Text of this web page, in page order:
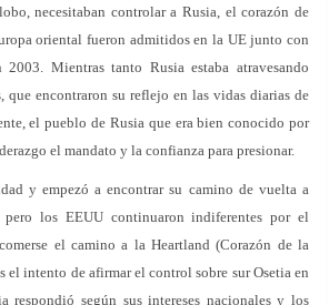
necesitaban controlar a Rusia, el corazón de
oriental fueron admitidos en la UE junto con
Mientras tanto Rusia estaba atravesando
que encontraron su reflejo en las vidas diarias de
el pueblo de Rusia que era bien conocido por
el mandato y la confianza para presionar.
y empezó a encontrar su camino de vuelta a
pero los EEUU continuaron indiferentes por el
el camino a la Heartland (Corazón de la
el intento de afirmar el control sobre sur Osetia en
respondió según sus intereses nacionales y los